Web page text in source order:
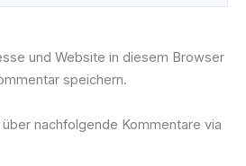
und Website in diesem Browser
speichern.
nachfolgende Kommentare via